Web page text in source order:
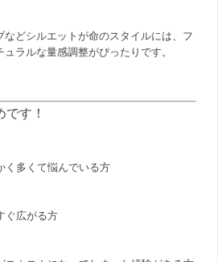
どシルエットが命のスタイルには、フ
ラルな量感調整がぴったりです。
す！
く多くて悩んでいる方
ぐ広がる方